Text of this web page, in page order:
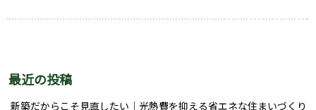
最近の投稿
新築だからこそ見直したい｜光熱費を抑える省エネな住まいづくり